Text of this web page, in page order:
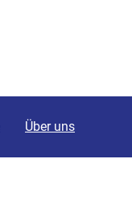
Über uns